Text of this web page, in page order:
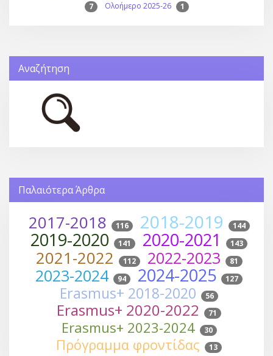
7
Ολοήμερο 2025-26 1
Αναζήτηση
Παλαιότερα Άρθρα
2017-2018 116 2018-2019 144
2019-2020 141 2020-2021 143
2021-2022 112 2022-2023 81
2023-2024 94 2024-2025 127
Erasmus+ 2018-2020 56
Erasmus+ 2020-2022 71
Erasmus+ 2023-2024 30
Πρόγραμμα φροντίδας 13